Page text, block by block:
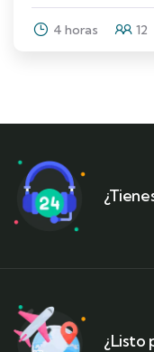
4 horas 12
¿Listo